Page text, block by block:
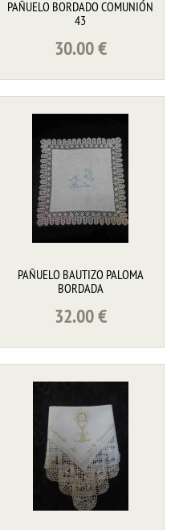
PAÑUELO BORDADO COMUNIÓN
43
30.00€
PAÑUELO BAUTIZO PALOMA
BORDADA
32.00€